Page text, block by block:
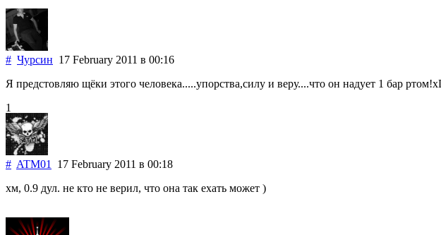
# Чурсин 17 February 2011 в 00:16
Я предстовляю щёки этого человека.....упорства,силу и веру....что он надует 1 бар
1
# ATM01 17 February 2011 в 00:18
хм, 0.9 дул. не кто не верил, что она так ехать может )